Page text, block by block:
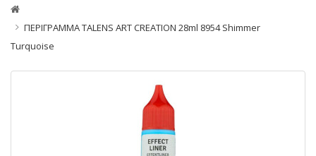
ΠΕΡΙΓΡΑΜΜΑ TALENS ART CREATION 28ml 8954 Shimmer
Turquoise